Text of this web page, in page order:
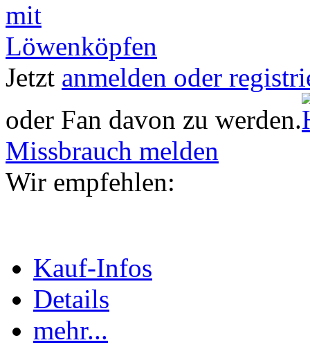
Jetzt anmelden oder
oder Fan davon zu werden.
Missbrauch melden
Wir empfehlen:
Kauf-Infos
Details
mehr...